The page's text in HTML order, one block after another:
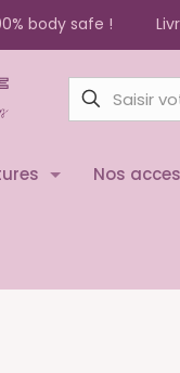
body safe !
Nos